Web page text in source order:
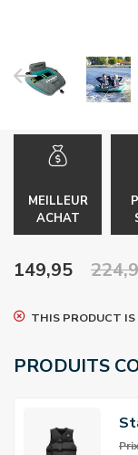
MEILLEUR
ACHAT
149,95
THIS PRODUCT
PRODUITS